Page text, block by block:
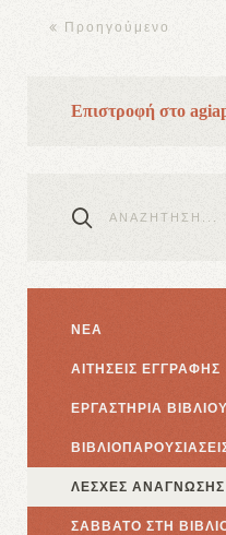
Προηγούμενο
Επιστροφή στο
ΝΕΑ
ΑΙΤΗΣΕΙΣ ΕΓΓΡΑΦΗΣ
ΕΡΓΑΣΤΗΡΙΑ ΒΙΒΛΙΟΥ
ΛΕΣΧΕΣ ΑΝΑΓΝΩΣΗΣ
ΣΑΒΒΑΤΟ ΣΤΗ